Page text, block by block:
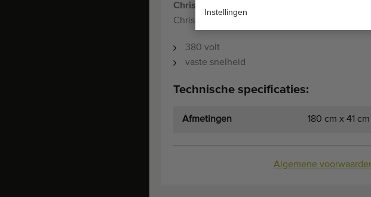
Instellingen
Christiaens rvs transportband 380 volt
Christiaens rvs transportband
380 volt
vaste snelheid
Technische specificaties:
Afmetingen 180 cm x 41 cm
Algemene